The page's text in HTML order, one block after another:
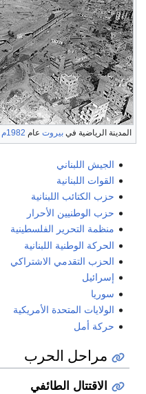
المدينة الرياضية في بيروت عام 1982م
الجيش اللبناني
القوات اللبنانية
حزب الكتائب اللبنانية
حزب الوطنيين الأحرار
منظمة التحرير الفلسطينية
الحركة الوطنية اللبنانية
الحزب التقدمي الاشتراكي
إسرائيل
سوريا
الولايات المتحدة الأمريكية
حركة أمل
مراحل الحرب
الاقتتال الطائفي